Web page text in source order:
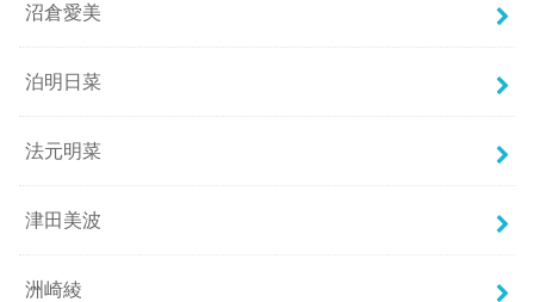
沼倉愛美
泊明日菜
法元明菜
津田美波
洲崎綾